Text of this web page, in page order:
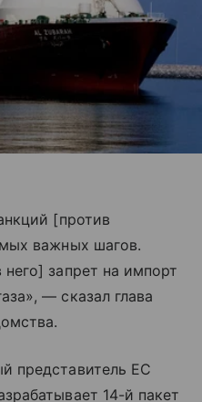
[против
важных шагов.
запрет на импорт
— сказал глава
представитель ЕС
14-й пакет